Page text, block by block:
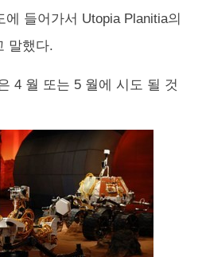
들어가서 Utopia Planitia의
말했다.
4 월 또는 5 월에 시도 될 것